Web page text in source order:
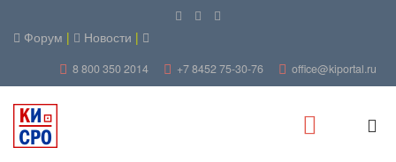
Форум | Новости |
8 800 350 2014 +7 8452 75-30-76 office@kiportal.ru